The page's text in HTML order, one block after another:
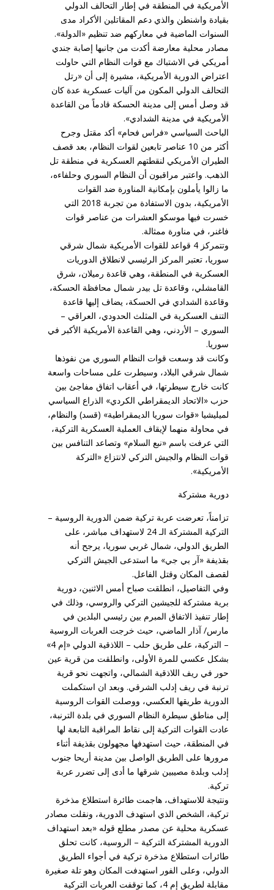
الأمريكية في المنطقة في إطار التحالف الدولي
بقيادة واشنطن والذي دعم المقاتلين الأكراد مدى
السنوات الماضية في معاركهم ضد تنظيم «الدولة».
مصادر محلية معارضة أكدت من جانبها إصابة جندي
أمريكي في الاشتباك مع قوات النظام التي حاولت
اعتراض الدورية الأمريكية، مشيرة إلى أن «رتل
التحالف الدولي المكون من آليات عسكرية عدة كان
قد وصل أمس إلى مدينة الحسكة قادماً من القاعدة
الأمريكية في مدينة الشدادي».
الباحث السياسي «فراس فحام» أكد مقتل وجرح
أكثر من 10 عناصر تابعين لقوات النظام، بعد قصف
الطيران الأمريكي لنقطتهم العسكرية في منطقة تل
الذهب. واعتبر مراقبون أن النظام السوري وحلفاءه،
ما زالوا يأملون بإمكانية المناورة ضد القوات
الأمريكية، بدون الاستفادة من تجربة 2018 التي
خسرت فيها موسكو العشرات من عناصر قوات
فاغنر، في مناورة ممثالة.
وتتمركز 4 قواعد للقوات الأمريكية شمال شرقي
سوريا، تعتبر المركز الرئيسي لانطلاق الدوريات
العسكرية في المنطقة، وهي قاعدة رميلان، شرق
القامشلي، وقاعدة تل بيدر شمال محافظة الحسكة،
وقاعدة الشدادي في الحسكة، يضاف إليها قاعدة
التنف العسكرية في المثلث الحدودي، العراقي –
السوري – الأردني، وهي القاعدة الأمريكية الأكبر في
سوريا.
وكانت قد وسعت قوات النظام السوري من نفوذها
شمال شرقي البلاد، وسيطرت على مساحات واسعة
كانت خارج سيطرتها، في أعقاب اتفاق مفاجئ بين
حزب «الاتحاد الديمقراطي الكردي» الذراع السياسي
لميليشيا «قوات سوريا الديمقراطية» (قسد) والنظام،
في محاولة منهما لإيقاف العملية العسكرية التركية،
التي عرفت باسم «نبع السلام» وتصاعد التنافس بين
قوات النظام والجيش التركي لانتزاع «التركة
الأمريكية».
دورية مشتركة
تزامناً، تعرضت عربة تركية ضمن الدورية الروسية –
التركية المشتركة الـ 24 لاستهداف مباشر، على
الطريق الدولي، شمال غربي سوريا، يرجح أنه
بقذيفة «آر بي جي» ما استدعى الجيش التركي
لقصف المكان وقتل الفاعل.
وفي التفاصيل، انطلقت صباح أمس الاثنين، دورية
برية مشتركة للجيشين التركي والروسي، وذلك في
إطار تنفيذ الاتفاق المبرم بين رئيسي البلدين في
مارس/ آذار الماضي، حيث خرجت العربات الروسية
– التركية، على طريق حلب – اللاذقية الدولي «إم 4»
بشكل عكسي للمرة الأولى، وانطلقت من قرية عين
حور في ريف اللاذقية الشمالي، واتجهت نحو قرية
ترنبة في ريف إدلب الشرقي. وبعد ان استكملت
الدورية طريقها العكسي، ووصلت القوات الروسية
إلى مناطق سيطرة النظام السوري في بلدة الترنبة،
عادت القوات التركية إلى نقاط المراقبة التابعة لها
في المنطقة، حيث استهدفها مجهولون بقذيفة أثناء
مرورها على الطريق الواصل بين مدينة أريحا جنوب
إدلب وبلدة مصيبين شرقها ما أدى إلى تضرر عربة
تركية.
ونتيجة للاستهداف، هاجمت طائرة استطلاع مذخرة
تركية، الشخص الذي استهدف الدورية، ونقلت مصادر
عسكرية محلية عن مصدر مطلع قوله «بعد استهداف
الدورية المشتركة التركية – الروسية، كانت تحلق
طائرات استطلاع مذخرة تركية في أجواء الطريق
الدولي، وعلى الفور استهدفت المكان وهو تلة صغيرة
مقابلة لطريق إم 4، كما توقفت العربات التركية